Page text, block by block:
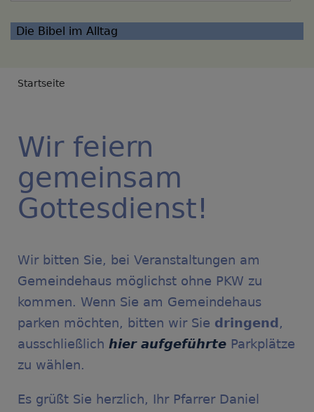
Die Bibel im Alltag
Breadcrumb
Startseite
Wir feiern
gemeinsam
Gottesdienst!
Wir bitten Sie, bei Veranstaltungen am
Gemeindehaus möglichst ohne PKW zu
kommen. Wenn Sie am Gemeindehaus
parken möchten, bitten wir Sie dringend ,
ausschließlich hier aufgeführte Parkplätze
zu wählen.
Es grüßt Sie herzlich, Ihr Pfarrer Daniel